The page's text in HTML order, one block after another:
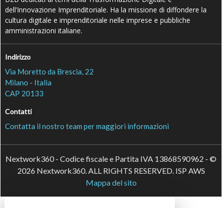
dell’Innovazione Imprenditoriale. Ha la missione di diffondere la
cultura digitale e imprenditoriale nelle imprese e pubbliche
amministrazioni italiane.
Indirizzo
Via Moretto da Brescia, 22
Milano - Italia
CAP 20133
Contatti
Contatta il nostro team per maggiori informazioni
Nextwork360 - Codice fiscale e Partita IVA 13868590962 - ©
2026 Nextwork360. ALL RIGHTS RESERVED. ISP AWS
Mappa del sito